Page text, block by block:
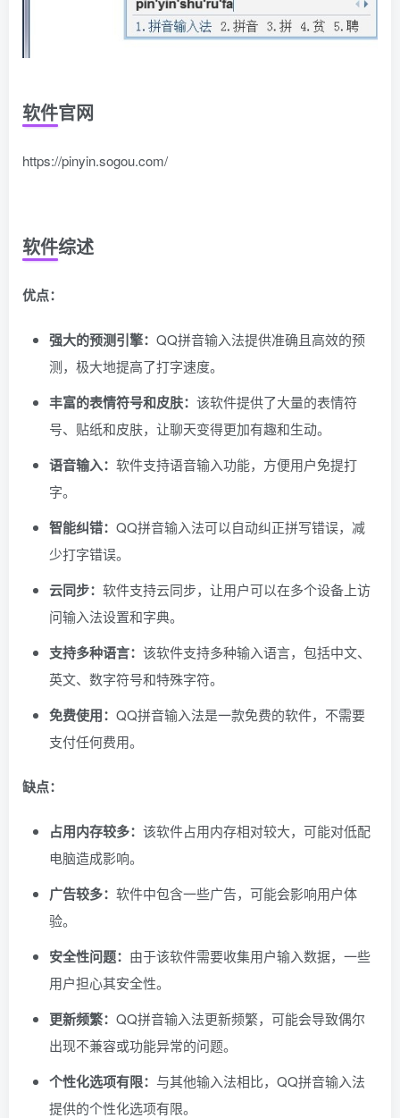
软件官网
https://pinyin.sogou.com/
软件综述
优点：
强大的预测引擎： QQ拼音输入法提供准确且高效的预
测，极大地提高了打字速度。
丰富的表情符号和皮肤： 该软件提供了大量的表情符
号、贴纸和皮肤，让聊天变得更加有趣和生动。
语音输入： 软件支持语音输入功能，方便用户免提打
字。
智能纠错： QQ拼音输入法可以自动纠正拼写错误，减
少打字错误。
云同步： 软件支持云同步，让用户可以在多个设备上访
问输入法设置和字典。
支持多种语言： 该软件支持多种输入语言，包括中文、
英文、数字符号和特殊字符。
免费使用： QQ拼音输入法是一款免费的软件，不需要
支付任何费用。
缺点：
占用内存较多： 该软件占用内存相对较大，可能对低配
电脑造成影响。
广告较多： 软件中包含一些广告，可能会影响用户体
验。
安全性问题： 由于该软件需要收集用户输入数据，一些
用户担心其安全性。
更新频繁： QQ拼音输入法更新频繁，可能会导致偶尔
出现不兼容或功能异常的问题。
个性化选项有限： 与其他输入法相比，QQ拼音输入法
提供的个性化选项有限。